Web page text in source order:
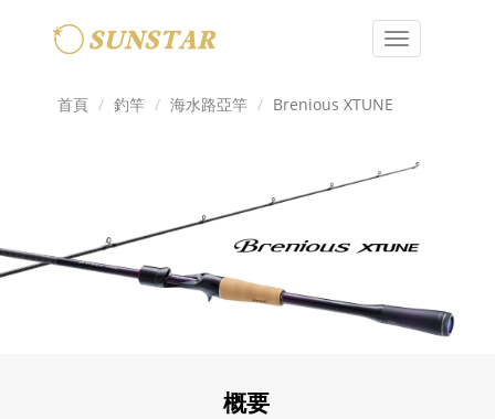
Toggle
首頁
釣竿 海水路亞竿 Brenious XTUNE
概要